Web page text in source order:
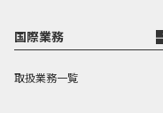
国際業務
取扱業務一覧